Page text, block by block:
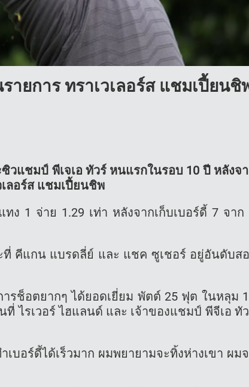
ายการ ทราเวเลอร์ส แชมเปี้ยนชิ
วแชมป์ พีเจเอ ทัวร์ หนแรกในรอบ 10 ปี หลังจ
ลอร์ส แชมเปี้ยนชิพ
ง 1 จ่าย 1.29 เท่า หลังจากเก็บเบอร์ดี้ 7 จาก
คีแกน แบรดลี่ย์ และ แชค ซูเชอร์ อยู่อันดับส
รช็อตยากๆ ได้ยอดเยี่ยม พัตต์ 25 ฟุต ในหลุม
ไรเวอร์ ไฮแลนด์ และ เจ้าของแชมป์ พีจีเอ ทั
บอร์ดี้ได้เร็วมาก ผมพยายามจะทิ้งห่างเขา ผม